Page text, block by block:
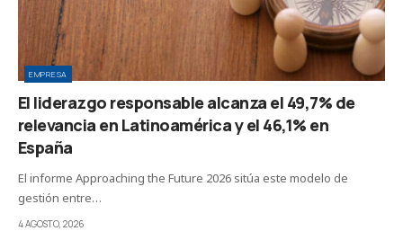
EMPRESA
El liderazgo responsable alcanza el 49,7% de
relevancia en Latinoamérica y el 46,1% en
España
El informe Approaching the Future 2026 sitúa este modelo de
gestión entre…
4 AGOSTO, 2026